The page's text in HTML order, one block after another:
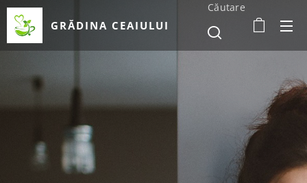
GRĂDINA CEAIULUI
Căutare